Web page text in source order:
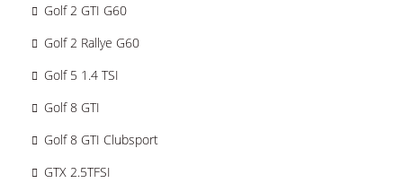
Golf 2 GTI G60
Golf 2 Rallye G60
Golf 5 1.4 TSI
Golf 8 GTI
Golf 8 GTI Clubsport
GTX 2.5TFSI